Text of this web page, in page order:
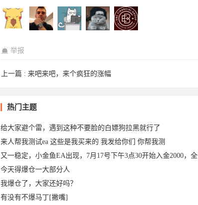
举报
上一篇 : 来吧来吧，来个疯狂的涨幅
热门主题
给大家避个雷，遇到这种不要脸的白嫖狗拉黑就行了
来人帮我测试ea 这些是我买来的 我发给你们 你帮我测
又一稳定，小金鱼EA出现，7月17号下午3点30开始入金2000，
今天得爆仓一大部分人
我爆仓了，大家还好吗？
有没有不爆马丁[撇嘴]